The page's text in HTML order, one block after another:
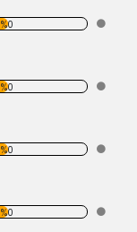
%0
%0
%0
%0